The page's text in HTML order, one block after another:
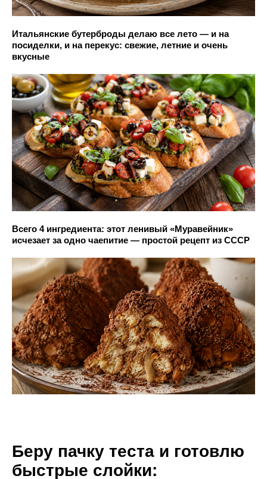
Итальянские бутерброды делаю все лето — и на
посиделки, и на перекус: свежие, летние и очень
вкусные
Всего 4 ингредиента: этот ленивый «Муравейник»
исчезает за одно чаепитие — простой рецепт из СССР
Беру пачку теста и готовлю
быстрые слойки: